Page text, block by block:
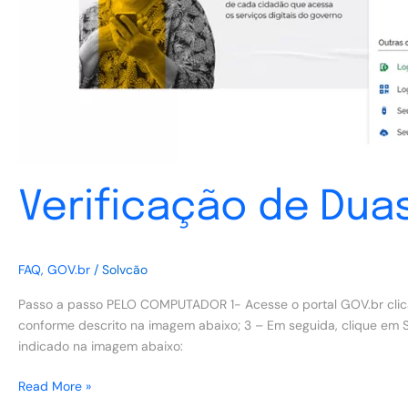
Verificação de Duas
FAQ, GOV.br / Solvcão
Passo a passo PELO COMPUTADOR 1- Acesse o portal GOV.br
conforme descrito na imagem abaixo; 3 – Em seguida, clique
indicado na imagem abaixo:
Read More »